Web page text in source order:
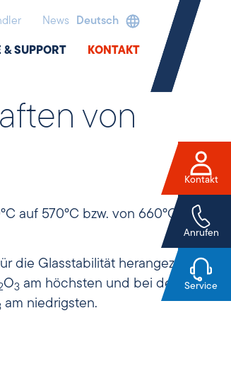
News Deutsch
& SUPPORT KONTAKT
von
auf 570°C bzw. von 660°C auf
die Glasstabilität herangezogen
O3 am höchsten und bei der
am niedrigsten.
Kontakt
Anrufen
Service